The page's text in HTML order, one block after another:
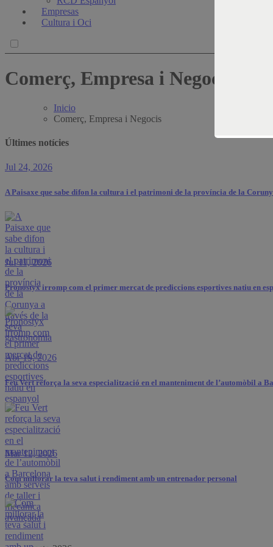
Empresas
Cultura i Oci
Comerç, Empresa i Negocis
Inicio
Comerç, Empresa i Negocis
Últimes notícies
Jul 24, 2026
A Paisaxe que sabe difon la cultura i el patrimoni de la província de la
Jul 11, 2026
Pronostyx irromp com el primer mercat de prediccions esportives natiu en
Abr 19, 2026
Feu Vert reforça la seva especialització en el manteniment de l’automòbil a
Mar 12, 2026
Com millorar la teva salut i rendiment amb un entrenador personal